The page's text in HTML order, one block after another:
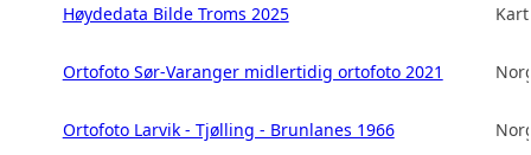
Høydedata Bilde Troms 2025
Ortofoto Sør-Varanger midlertidig ortofoto 2021
Ortofoto Larvik - Tjølling - Brunlanes 1966